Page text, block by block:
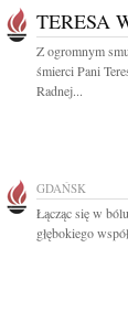
TERESA
Z ogromnym
śmierci Pani
Radnej...
GDAŃSK
Łącząc się w
głębokiego